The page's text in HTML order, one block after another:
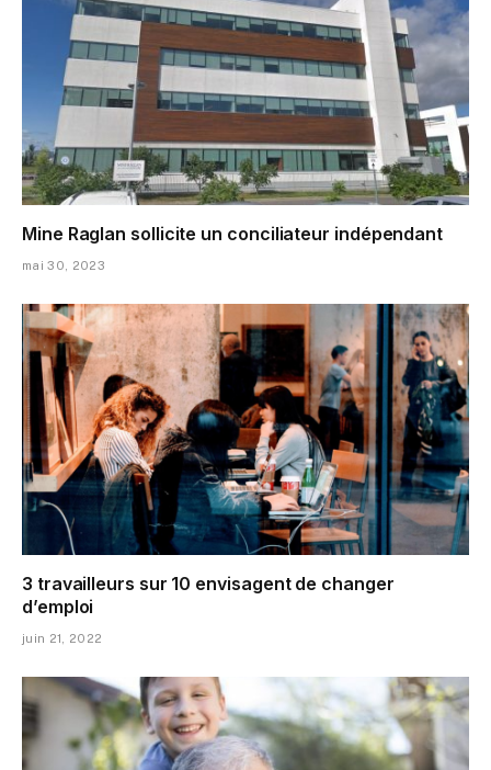
Mine Raglan sollicite un conciliateur indépendant
mai 30, 2023
3 travailleurs sur 10 envisagent de changer
d’emploi
juin 21, 2022